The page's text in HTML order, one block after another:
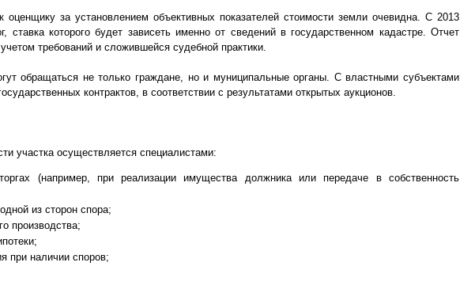
оценщику за установлением объективных показателей стоимости земли очевидна. С 2013
ставка которого будет зависеть именно от сведений в государственном кадастре. Отчет
требований и сложившейся судебной практики.
обращаться не только граждане, но и муниципальные органы. С властными субъектами
контрактов, в соответствии с результатами открытых аукционов.
участка осуществляется специалистами:
(например, при реализации имущества должника или передаче в собственность
из сторон спора;
производства;
при наличии споров;